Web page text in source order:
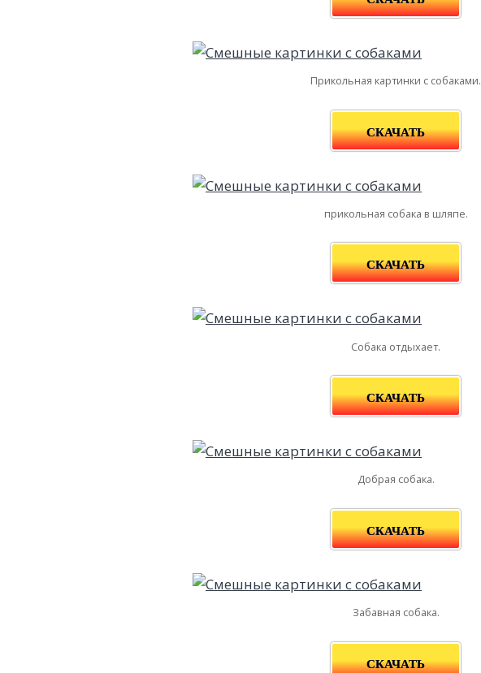
Прикольная картинки с собаками.
СКАЧАТЬ
прикольная собака в шляпе.
СКАЧАТЬ
Собака отдыхает.
СКАЧАТЬ
Добрая собака.
СКАЧАТЬ
Забавная собака.
СКАЧАТЬ